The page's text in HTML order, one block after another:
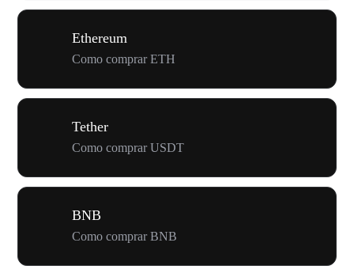
Ethereum
Como comprar ETH
Tether
Como comprar USDT
BNB
Como comprar BNB